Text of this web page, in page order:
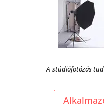
A stúdiófotózás